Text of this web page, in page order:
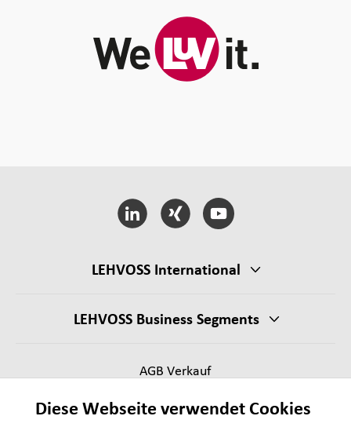
LEHVOSS International
LEHVOSS Business Segments
AGB Verkauf
Impressum
Diese Webseite verwendet Cookies